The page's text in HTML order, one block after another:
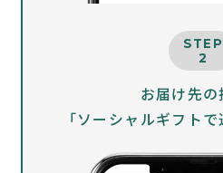
STEP
2
お届け先の
「ソーシャルギフト